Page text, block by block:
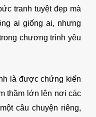
tranh tuyệt đẹp mà
ai giống ai, nhưng
chương trình yêu
là được chứng kiến
thầm lớn lên nơi các
câu chuyện riêng,